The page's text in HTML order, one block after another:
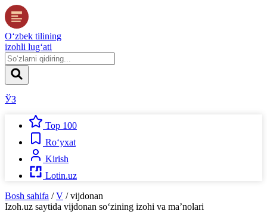
O‘zbek tilining
izohli lug‘ati
ЎЗ
Top 100
Ro‘yxat
Kirish
Lotin.uz
Bosh sahifa / V / vijdonan
Izoh.uz saytida vijdonan so‘zining izohi va ma’nolari